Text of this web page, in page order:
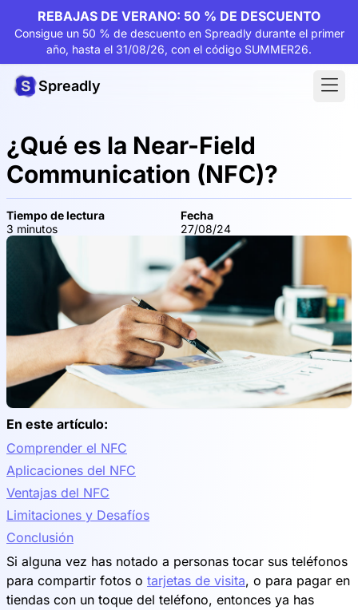
REBAJAS DE VERANO: 50 % DE DESCUENTO
Consigue un 50 % de descuento en Spreadly durante el primer
año, hasta el 31/08/26, con el código SUMMER26.
Spreadly
¿Qué es la Near-Field
Communication (NFC)?
Tiempo de lectura
3 minutos
Fecha
27/08/24
En este artículo:
Comprender el NFC
Aplicaciones del NFC
Ventajas del NFC
Limitaciones y Desafíos
Conclusión
Si alguna vez has notado a personas tocar sus teléfonos
para compartir fotos o tarjetas de visita, o para pagar en
tiendas con un toque del teléfono, entonces ya has